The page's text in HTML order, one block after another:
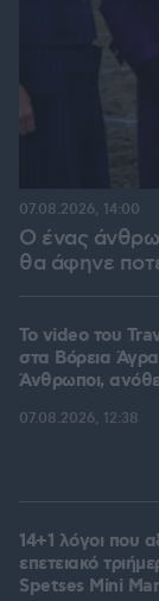
Ο ένας
θα άφηνε
07.08.2026, 14:00
To video του
στα Βόρεια
Άνθρωποι,
07.08.2026, 12:38
14+1 λόγοι που
επετειακό
Spetses Mini